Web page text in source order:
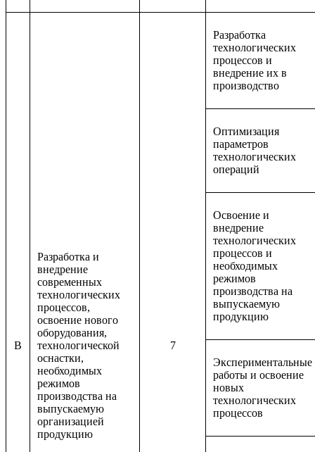
B
Разработка и
внедрение
современных
технологических
процессов,
освоение нового
оборудования,
технологической
оснастки,
необходимых
режимов
производства на
выпускаемую
организацией
продукцию
7
Разработка
технологических
процессов и
внедрение их в
производство
Оптимизация
параметров
технологических
операций
Освоение и
внедрение
технологических
процессов и
необходимых
режимов
производства на
выпускаемую
продукцию
Экспериментальные
работы и освоение
новых
технологических
процессов